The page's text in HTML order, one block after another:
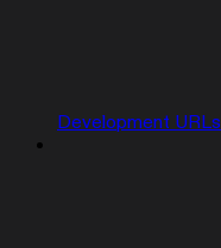
Development URLs